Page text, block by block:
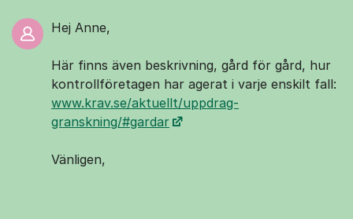
Hej Anne,
Här finns även beskrivning, gård för gård, hur
kontrollföretagen har agerat i varje enskilt fall:
www.krav.se/aktuellt/uppdrag-
granskning/#gardar
Vänligen,